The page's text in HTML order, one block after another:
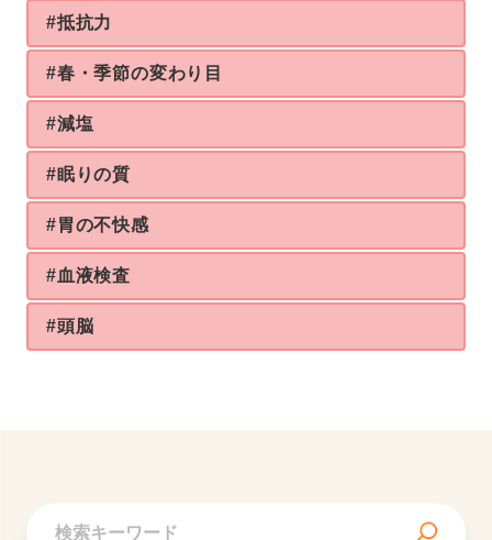
#抵抗力
#春・季節の変わり目
#減塩
#眠りの質
#胃の不快感
#血液検査
#頭脳